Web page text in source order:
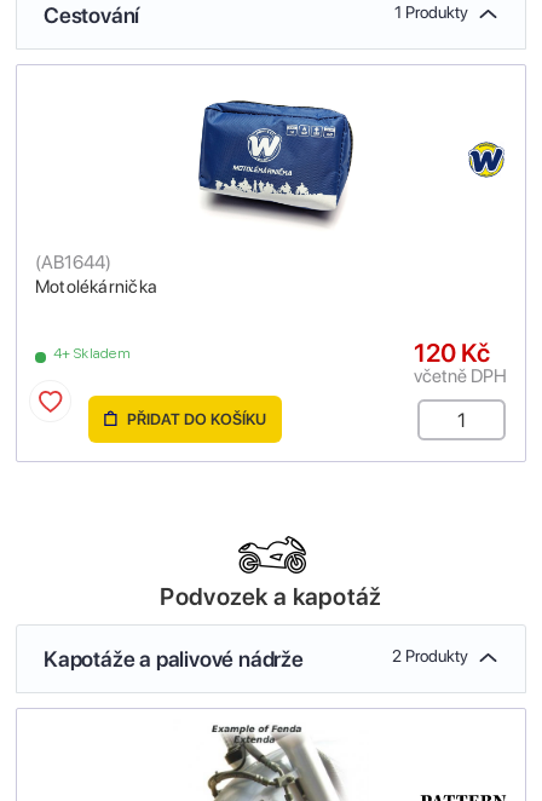
Cestování 1 Produkty
Motolékárnička
(AB1644)
4+ Skladem 120 Kč
včetně DPH
PŘIDAT DO KOŠÍKU
Podvozek a kapotáž
Kapotáže a palivové nádrže 2 Produkty